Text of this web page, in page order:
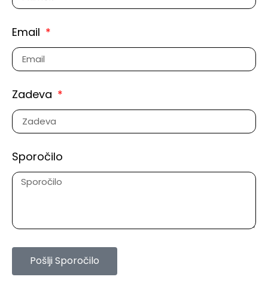
Email
Zadeva
Sporočilo
Pošlji Sporočilo